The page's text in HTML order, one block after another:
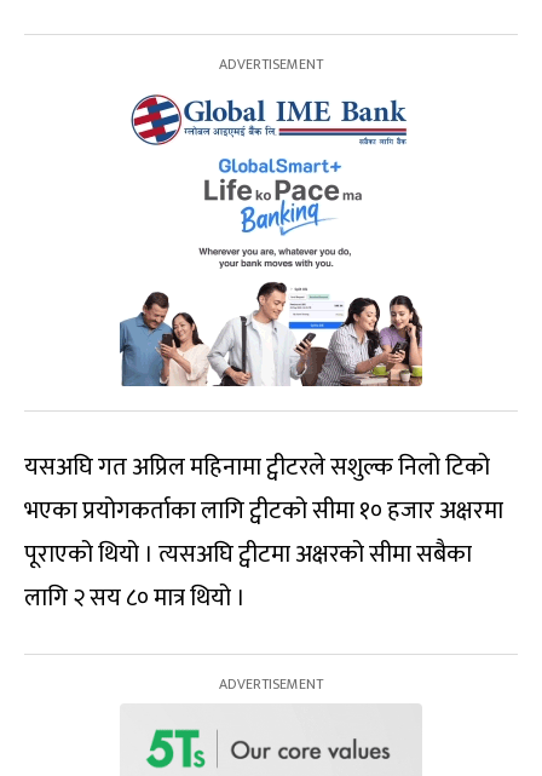
यसअघि गत अप्रिल महिनामा ट्वीटरले सशुल्क निलो टिको
भएका प्रयोगकर्ताका लागि ट्वीटको सीमा १० हजार अक्षरमा
पूराएको थियो । त्यसअघि ट्वीटमा अक्षरको सीमा सबैका
लागि २ सय ८० मात्र थियो ।